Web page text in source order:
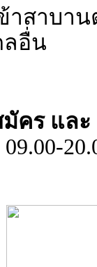
าสาบา
ลอื่น
คร แล